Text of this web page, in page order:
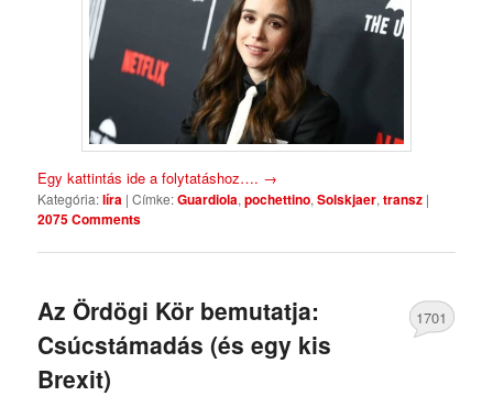
Egy kattintás ide a folytatáshoz…. →
Kategória:líra |Címke:Guardiola,pochettino,Solskjaer,transz |
2075 Comments
Az Ördögi Kör bemutatja:
Csúcstámadás (és egy kis
Brexit)
1701